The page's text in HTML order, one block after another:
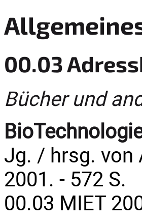
00.03
Bücher und
Jg. / hrsg. von
2001. - 572 S.
00.03 MIET